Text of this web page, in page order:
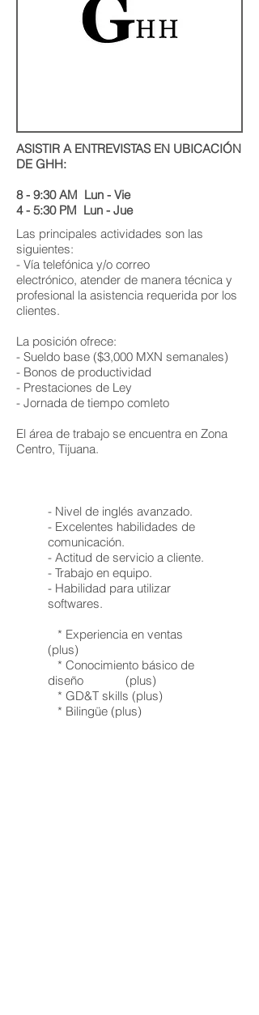
Las principales actividades son las
siguientes:
- Vía telefónica y/o correo
electrónico, atender de manera técnica y
profesional la asistencia requerida por los
clientes.
La posición ofrece:
- Sueldo base ($3,000 MXN semanales)
- Bonos de productividad
- Prestaciones de Ley
- Jornada de tiempo comleto
El área de trabajo se encuentra en Zona
Centro, Tijuana.
- Nivel de inglés avanzado.
- Excelentes habilidades de
comunicación.
- Actitud de servicio a cliente.
- Trabajo en equipo.
- Habilidad para utilizar
softwares.
* Experiencia en ventas
(plus)
* Conocimiento básico de
diseño (plus)
* GD&T skills (plus)
* Bilingüe (plus)
ASISTIR A ENTREVISTAS EN UBICACIÓN
DE GHH:
8 - 9:30 AM Lun - Vie
4 - 5:30 PM Lun - Jue